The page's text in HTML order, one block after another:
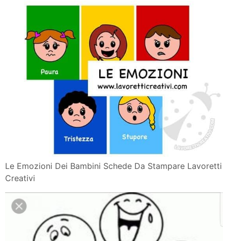
Le Emozioni Dei Bambini Schede Da Stampare Lavoretti
Canzoni Per Bambini La Giostra Delle Emozioni
Canzone Per Imparare
Il Pannello Delle Emozioni Dei Bambini Mamma Felice
Le Espressioni Dei Bambini Schede Didattiche Da
Disegno Musica Emozioni Lavoro Di Gruppo
Disegni Sulle Emozioni Da Colorare Per Bambini
Stampae Colorare